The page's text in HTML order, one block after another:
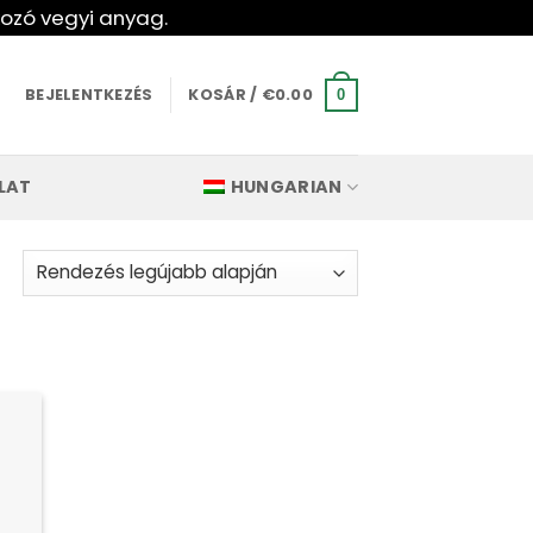
vegyi anyag.
BEJELENTKEZÉS KOSÁR / €0.00 0
HUNGARIAN